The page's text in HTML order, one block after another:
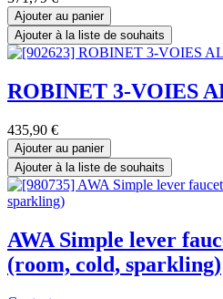
Ajouter au panier
Ajouter à la liste de souhaits
ROBINET 3-VOIES
435,90 €
Ajouter au panier
Ajouter à la liste de souhaits
AWA Simple lever
(room, cold, sparkling)